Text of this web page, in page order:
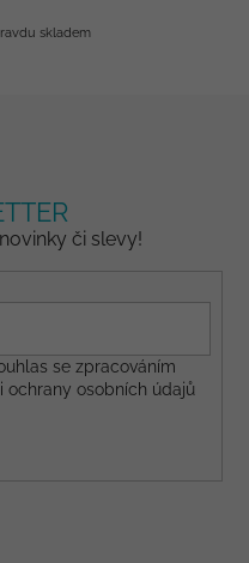
skladem
či slevy!
se zpracováním
ochrany osobních údajů